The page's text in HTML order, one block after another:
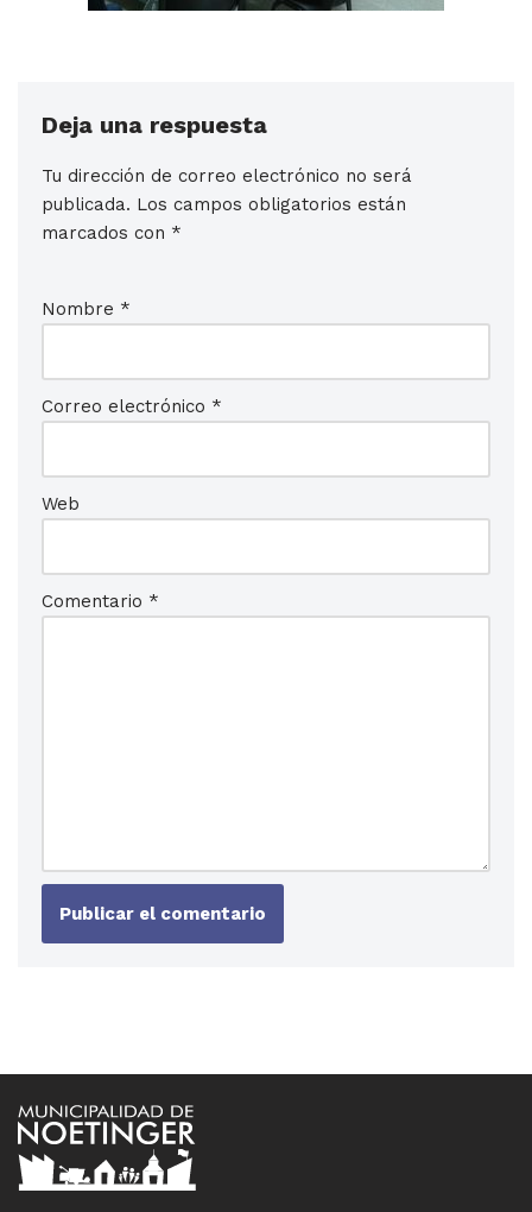
Deja una respuesta
Tu dirección de correo electrónico no será
publicada. Los campos obligatorios están
marcados con *
Nombre *
Correo electrónico *
Web
Comentario *